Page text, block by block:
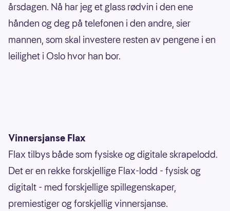
årsdagen. Nå har jeg et glass rødvin i den ene
hånden og deg på telefonen i den andre, sier
mannen, som skal investere resten av pengene i en
leilighet i Oslo hvor han bor.
Vinnersjanse Flax
Flax tilbys både som fysiske og digitale skrapelodd.
Det er en rekke forskjellige Flax-lodd - fysisk og
digitalt - med forskjellige spillegenskaper,
premiestiger og forskjellig vinnersjanse.